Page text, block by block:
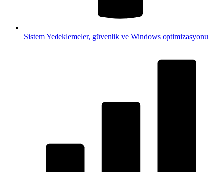
SistemYedeklemeler, güvenlik ve Windows optimizasyonu